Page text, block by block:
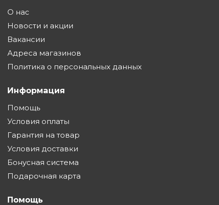
О нас
Новости и акции
Вакансии
Адреса магазинов
Политика о персональных данных
Информация
Помощь
Условия оплаты
Гарантия на товар
Условия доставки
Бонусная система
Подарочная карта
Помощь